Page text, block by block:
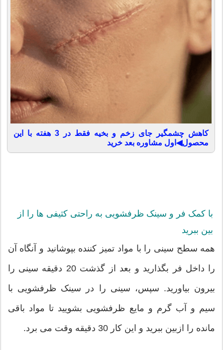
کاهش چشمگیر جای زخم و بخیه فقط در 3 هفته با این
محصول◀اول مشاوره بعد خرید
با کمک فر و سینک ظرفشویی به راحتی کثیفی ها را از
بین ببرید
همه سطح سینی را با مواد تمیز کننده بپوشانید و آنگاه آن
را داخل فر بگذارید و بعد از گذشت 20 دقیقه سینی را
بیرون بیاورید. سپس، سینی را در سینک ظرفشویی با
سیم و آب گرم و مایع ظرفشویی بشویید تا مواد باقی
مانده را ازبین ببرید و این کار 30 دقیقه وقت می برد.